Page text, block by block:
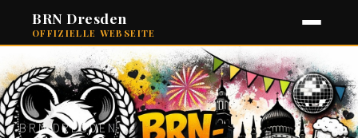
BRN Dresden
OFFIZIELLE WEBSEITE
BRN DRESDEN